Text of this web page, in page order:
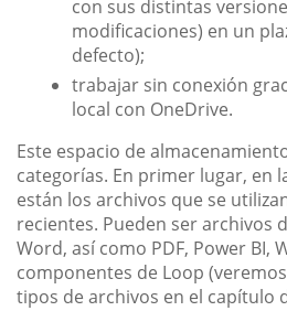
con sus distintas
modificaciones) en un
defecto);
trabajar sin conexión
local con OneDrive.
Este espacio de
categorías. En primer lugar, en
están los archivos que se
recientes. Pueden ser archivos
Word, así como PDF, Power BI,
componentes de Loop
tipos de archivos en el capítulo